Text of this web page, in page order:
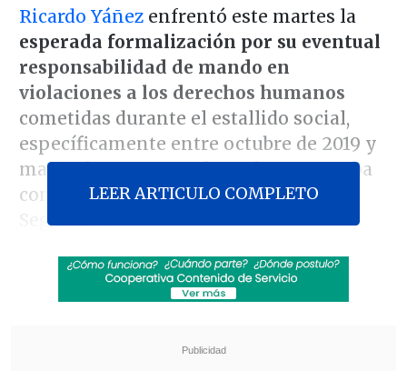
Ricardo Yáñezenfrentó este martes la
esperada formalización por su eventual
responsabilidad de mando en
violaciones a los derechos humanos
cometidas durante el estallido social,
específicamente entre octubre de 2019 y
marzo de 2020, cuando se desempeñaba
como director nacional de Orden y
Seguridad.
Yáñez, que asumió como jefe de la policía
uniformada en noviembre de 2020, fue
Mario Rozas
LEER ARTICULO COMPLETO